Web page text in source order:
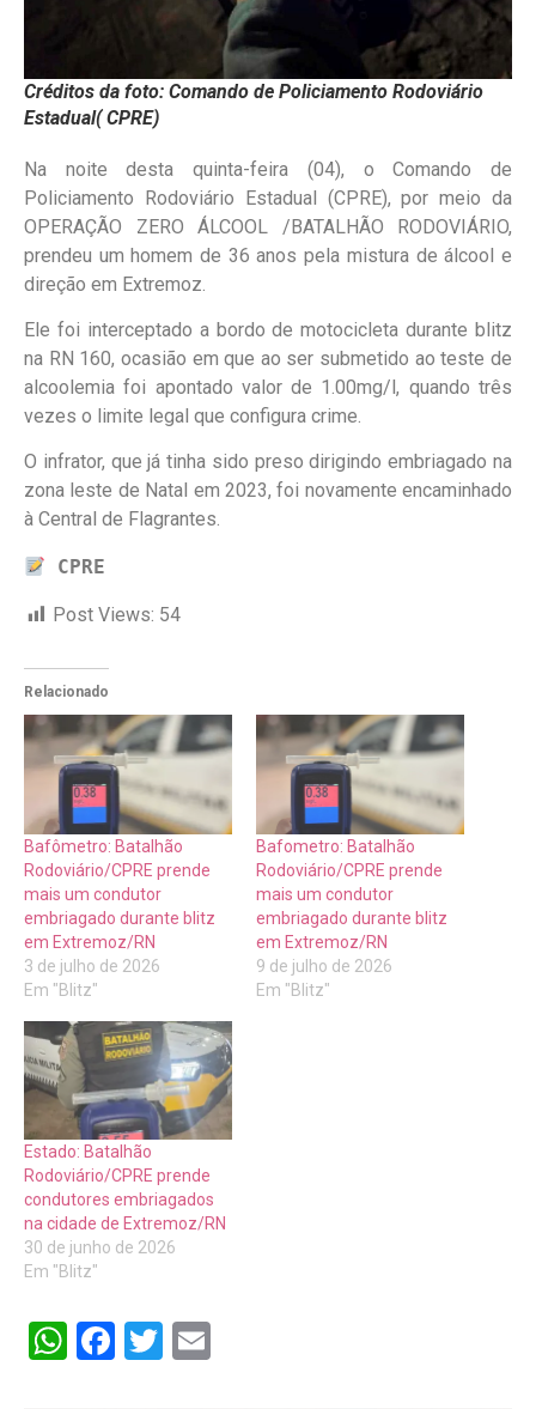
Créditos da foto: Comando de Policiamento Rodoviário
Estadual( CPRE)
Na noite desta quinta-feira (04), o Comando de
Policiamento Rodoviário Estadual (CPRE), por meio da
OPERAÇÃO ZERO ÁLCOOL /BATALHÃO RODOVIÁRIO,
prendeu um homem de 36 anos pela mistura de álcool e
direção em Extremoz.
Ele foi interceptado a bordo de motocicleta durante blitz
na RN 160, ocasião em que ao ser submetido ao teste de
alcoolemia foi apontado valor de 1.00mg/l, quando três
vezes o limite legal que configura crime.
O infrator, que já tinha sido preso dirigindo embriagado na
zona leste de Natal em 2023, foi novamente encaminhado
à Central de Flagrantes.
CPRE
Post Views: 54
Relacionado
Bafômetro: Batalhão
Rodoviário/CPRE prende
mais um condutor
embriagado durante blitz
em Extremoz/RN
3 de julho de 2026
Em "Blitz"
Bafometro: Batalhão
Rodoviário/CPRE prende
mais um condutor
embriagado durante blitz
em Extremoz/RN
9 de julho de 2026
Em "Blitz"
Estado: Batalhão
Rodoviário/CPRE prende
condutores embriagados
na cidade de Extremoz/RN
30 de junho de 2026
Em "Blitz"
WhatsApp
Facebook
Twitter